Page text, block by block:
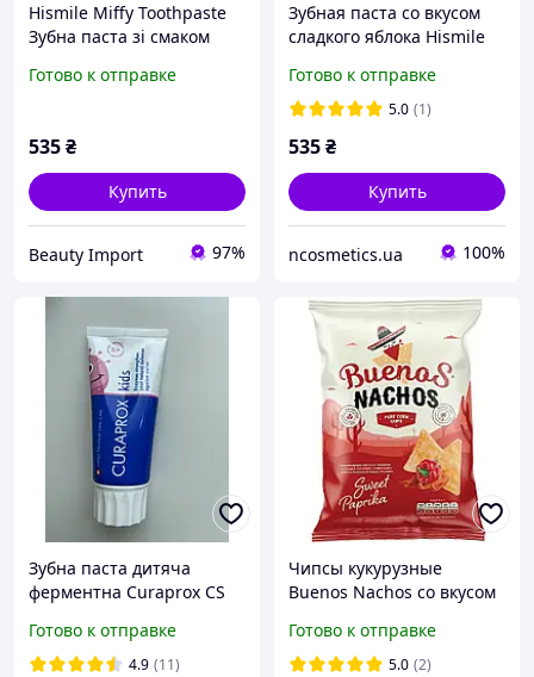
Hismile Miffy Toothpaste
Зубна паста зі смаком
Готово к отправке
535₴
Купить
Beauty Import 97%
Зубная паста со вкусом
сладкого яблока Hismile
Готово к отправке
5.0 (1)
535₴
Купить
ncosmetics.ua 100%
Зубна паста дитяча
ферментна Curaprox CS
смаком солодкого кавуна
1450 ppm F 60 м
Готово к отправке
4.9 (11)
Чипсы кукурузные
Buenos Nachos со вкусом
Готово к отправке
5.0 (2)